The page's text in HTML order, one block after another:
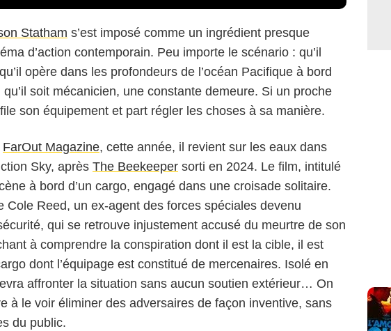
Statham s’est imposé comme un ingrédient presque
d’action contemporain. Peu importe le scénario : qu’il
opère dans les profondeurs de l’océan Pacifique à bord
qu’il soit mécanicien, une constante demeure. Si un proche
son équipement et part régler les choses à sa manière.
FarOut Magazine, cette année, il revient sur les eaux dans
Sky, après The Beekeeper sorti en 2024. Le film, intitulé
à bord d’un cargo, engagé dans une croisade solitaire.
Cole Reed, un ex-agent des forces spéciales devenu
qui se retrouve injustement accusé du meurtre de son
à comprendre la conspiration dont il est la cible, il est
dont l’équipage est constitué de mercenaires. Isolé en
affronter la situation sans aucun soutien extérieur… On
à le voir éliminer des adversaires de façon inventive, sans
du public.